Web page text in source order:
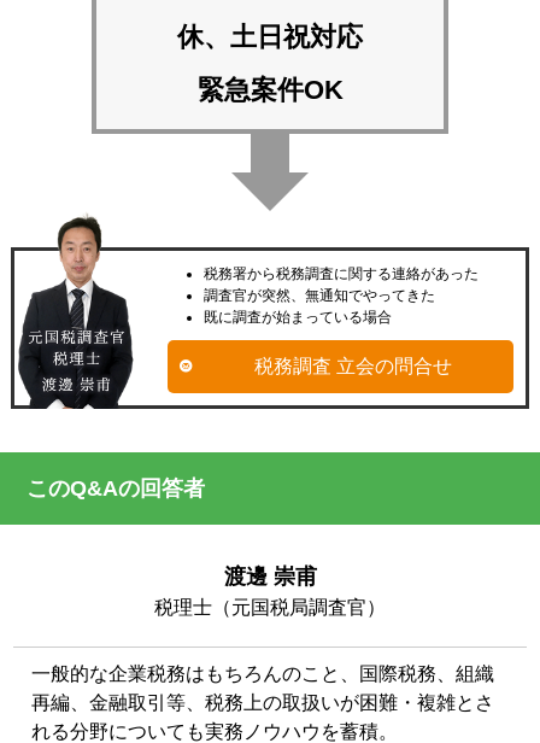
休、土日祝対応
緊急案件OK
税務署から税務調査に関する連絡があった
調査官が突然、無通知でやってきた
既に調査が始まっている場合
税務調査 立会の問合せ
このQ&Aの回答者
渡邊 崇甫
税理士（元国税局調査官）
一般的な企業税務はもちろんのこと、国際税務、組織
再編、金融取引等、税務上の取扱いが困難・複雑とさ
れる分野についても実務ノウハウを蓄積。